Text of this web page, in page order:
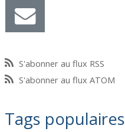
S'abonner au flux RSS
S'abonner au flux ATOM
Tags populaires